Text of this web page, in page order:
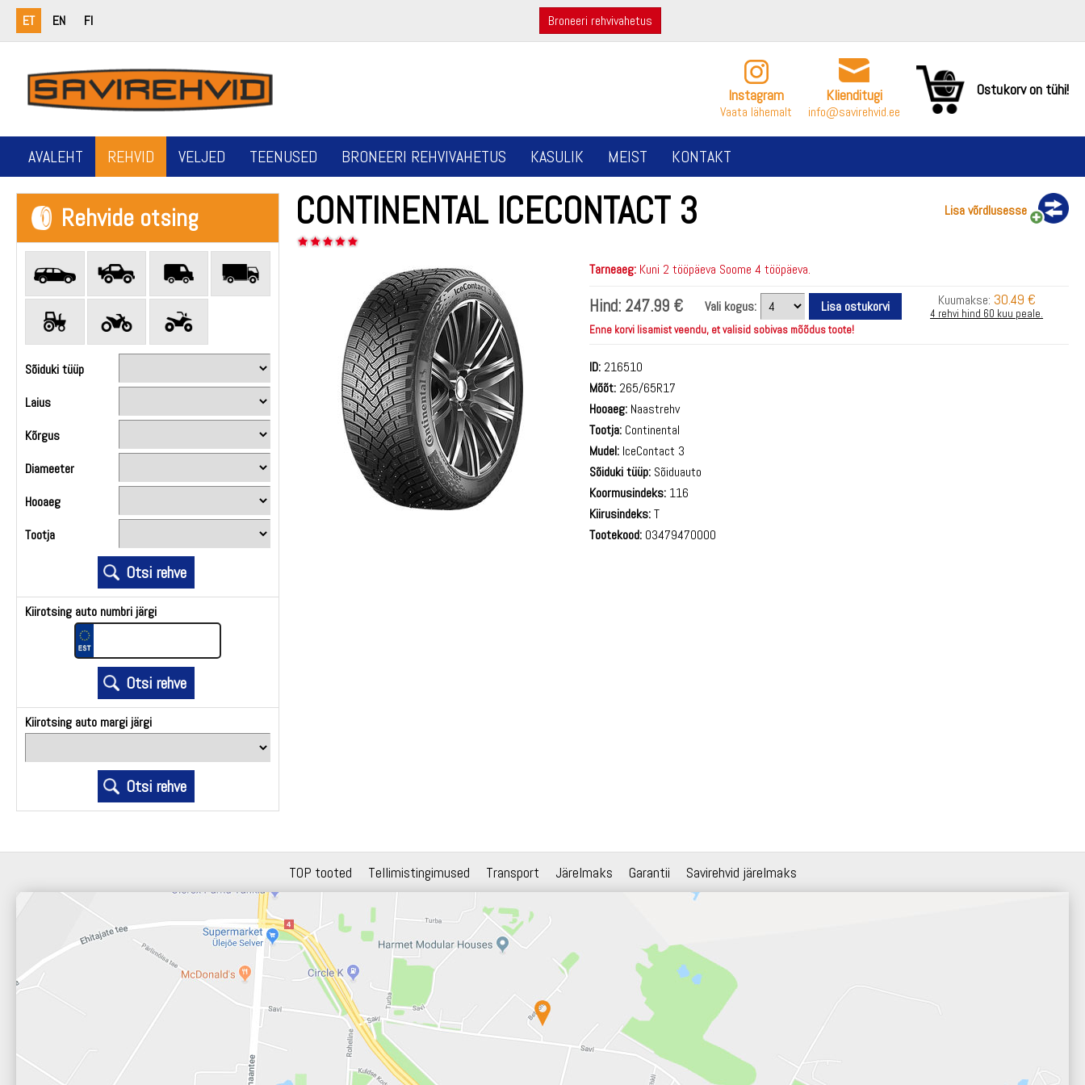
ET EN FI Broneeri rehvivahetus
Instagram
Vaata lähemalt
Klienditugi
info@savirehvid.ee
Ostukorv on tühi!
AVALEHT REHVID VELJED TEENUSED BRONEERI REHVIVAHETUS KASULIK MEIST KONTAKT
Rehvide otsing
Sõiduki tüüp
Laius
Kõrgus
Diameeter
Hooaeg
Tootja
Kiirotsing auto numbri järgi
Kiirotsing auto margi järgi
CONTINENTAL ICECONTACT 3 Lisa võrdlusesse
Tarneaeg: Kuni 2 tööpäeva Soome 4 tööpäeva.
Hind: 247.99 € Vali kogus: Kuumakse: 30.49 €
4 rehvi hind 60 kuu peale.
Enne korvi lisamist veendu, et valisid sobivas mõõdus toote!
ID: 216510
Mõõt: 265/65R17
Hooaeg: Naastrehv
Tootja: Continental
Mudel: IceContact 3
Sõiduki tüüp: Sõiduauto
Koormusindeks: 116
Kiirusindeks:T
Tootekood: 03479470000
TOP tooted Tellimistingimused Transport Järelmaks Garantii Savirehvid järelmaks